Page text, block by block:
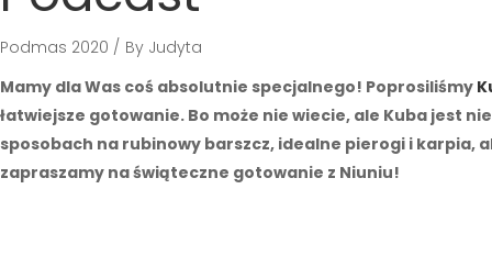
Podmas 2020 By Judyta
Mamy dla Was coś absolutnie specjalnego! Poprosiliśmy
łatwiejsze gotowanie. Bo może nie wiecie, ale Kuba jest
sposobach na rubinowy barszcz, idealne pierogi i karpia,
zapraszamy na świąteczne gotowanie z Niuniu!